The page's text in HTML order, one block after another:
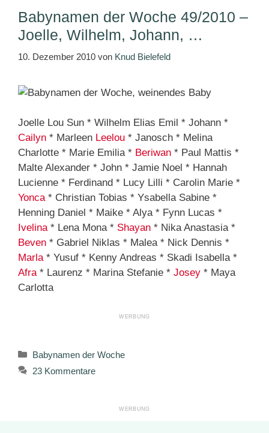
Babynamen der Woche 49/2010 –
Joelle, Wilhelm, Johann, …
10. Dezember 2010 von Knud Bielefeld
Joelle Lou Sun * Wilhelm Elias Emil * Johann *
Cailyn * Marleen Leelou * Janosch * Melina
Charlotte * Marie Emilia * Beriwan * Paul Mattis *
Malte Alexander * John * Jamie Noel * Hannah
Lucienne * Ferdinand * Lucy Lilli * Carolin Marie *
Yonca* Christian Tobias * Ysabella Sabine *
Henning Daniel * Maike * Alya * Fynn Lucas *
Ivelina* Lena Mona * Shayan * Nika Anastasia *
Beven * Gabriel Niklas * Malea * Nick Dennis *
Marla* Yusuf * Kenny Andreas * Skadi Isabella *
Afra* Laurenz * Marina Stefanie * Josey * Maya
Carlotta
Kategorien
Babynamen der Woche
23 Kommentare